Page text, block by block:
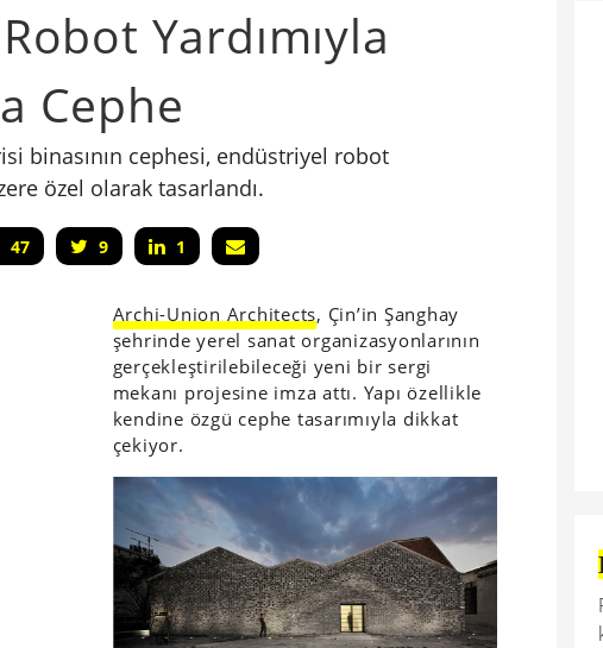
Yardımıyla
Cephe
binasının cephesi, endüstriyel robot
özel olarak tasarlandı.
47 9 1
Archi-Union Architects, Çin’in Şanghay
şehrinde yerel sanat organizasyonlarının
gerçekleştirilebileceği yeni bir sergi
mekanı projesine imza attı. Yapı özellikle
kendine özgü cephe tasarımıyla dikkat
çekiyor.